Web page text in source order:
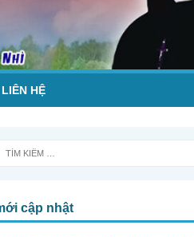
LIÊN HỆ
cập nhật